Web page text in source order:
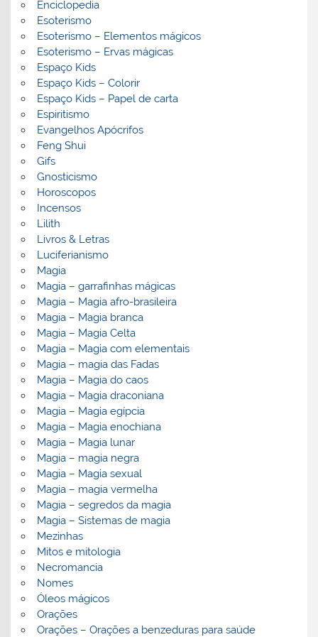
Enciclopedia
Esoterismo
Esoterismo – Elementos mágicos
Esoterismo – Ervas mágicas
Espaço Kids
Espaço Kids – Colorir
Espaço Kids – Papel de carta
Espiritismo
Evangelhos Apócrifos
Feng Shui
Gifs
Gnosticismo
Horoscopos
Incensos
Lilith
Livros & Letras
Luciferianismo
Magia
Magia – garrafinhas mágicas
Magia – Magia afro-brasileira
Magia – Magia branca
Magia – Magia Celta
Magia – Magia com elementais
Magia – magia das Fadas
Magia – Magia do caos
Magia – Magia draconiana
Magia – Magia egípcia
Magia – Magia enochiana
Magia – Magia lunar
Magia – magia negra
Magia – Magia sexual
Magia – magia vermelha
Magia – segredos da magia
Magia – Sistemas de magia
Mezinhas
Mitos e mitologia
Necromancia
Nomes
Óleos mágicos
Orações
Orações – Orações a benzeduras para saúde